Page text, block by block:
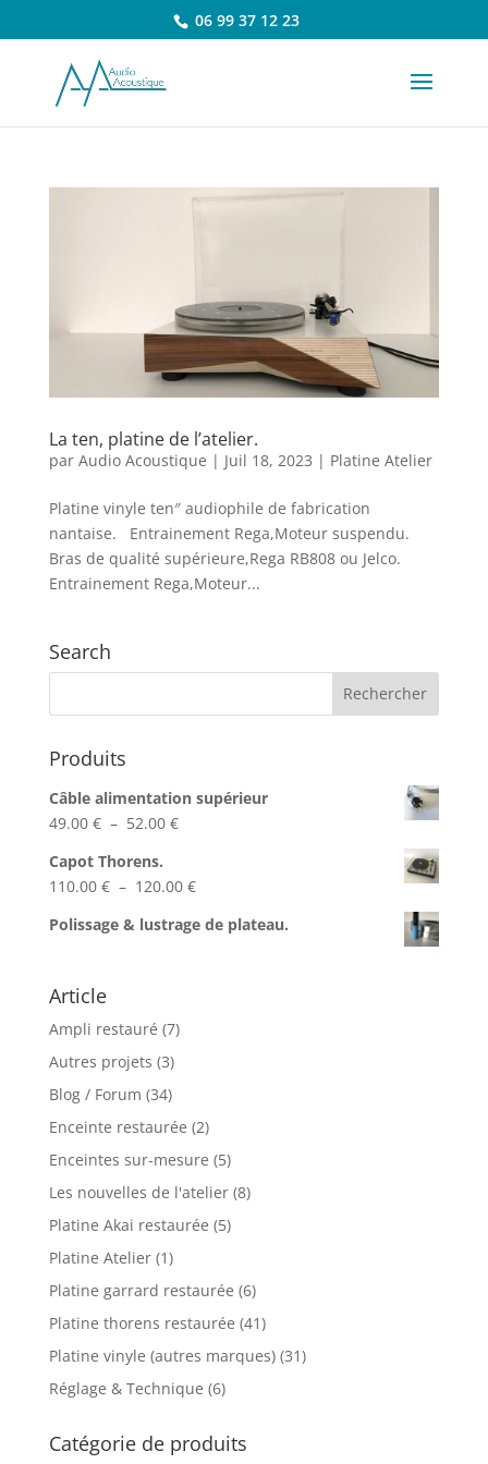
06 99 37 12 23
La ten, platine de l’atelier.
par Audio Acoustique | Juil 18, 2023 | Platine Atelier
Platine vinyle ten″ audiophile de fabrication
nantaise. Entrainement Rega,Moteur suspendu.
Bras de qualité supérieure,Rega RB808 ou Jelco.
Entrainement Rega,Moteur...
Search
Produits
Câble alimentation supérieur
49.00 € – 52.00 €Plage
49.00 €
à
Capot Thorens.
110.00 € – 120.00 €Plage
prix :
Polissage & lustrage de plateau.
Article
Ampli restauré (7)
Autres projets (3)
Blog / Forum (34)
Enceinte restaurée (2)
Enceintes sur-mesure (5)
Les nouvelles de l'atelier(8)
Platine Akai restaurée (5)
Platine Atelier(1)
Platine garrard restaurée (6)
Platine thorens restaurée (41)
Platine vinyle (autres marques)(31)
Réglage & Technique (6)
Catégorie de produits